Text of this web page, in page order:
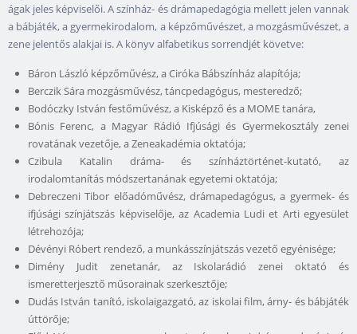
ágak jeles képviselői. A színház- és drámapedagógia mellett jelen vannak
a bábjáték, a gyermekirodalom, a képzőművészet, a mozgásművészet, a
zene jelentős alakjai is. A könyv alfabetikus sorrendjét követve:
Báron László képzőművész, a Ciróka Bábszínház alapítója;
Berczik Sára mozgásművész, táncpedagógus, mesteredző;
Bodóczky István festőművész, a Kisképző és a MOME tanára,
Bónis Ferenc, a Magyar Rádió Ifjúsági és Gyermekosztály zenei
rovatának vezetője, a Zeneakadémia oktatója;
Czibula Katalin dráma- és színháztörténet-kutató, az
irodalomtanítás módszertanának egyetemi oktatója;
Debreczeni Tibor előadóművész, drámapedagógus, a gyermek- és
ifjúsági színjátszás képviselője, az Academia Ludi et Arti egyesület
létrehozója;
Dévényi Róbert rendező, a munkásszínjátszás vezető egyénisége;
Dimény Judit zenetanár, az Iskolarádió zenei oktató és
ismeretterjesztő műsorainak szerkesztője;
Dudás István tanító, iskolaigazgató, az iskolai film, árny- és bábjáték
úttörője;